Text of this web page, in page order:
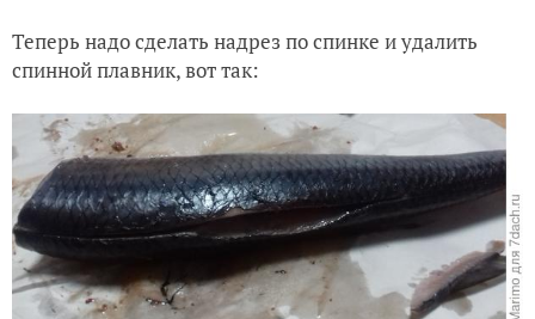
Теперь надо сделать надрез по спинке и удалить
спинной плавник, вот так: